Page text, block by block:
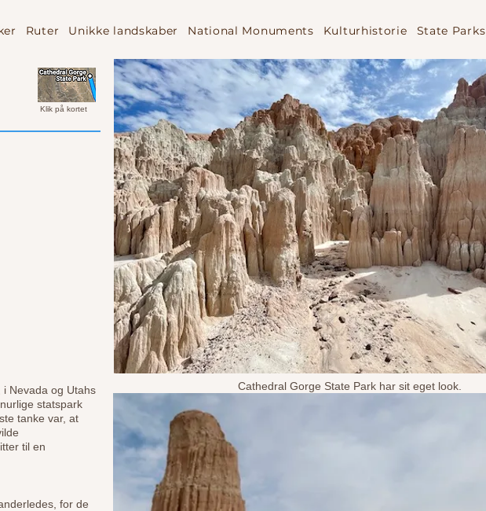
Ruter Unikke landskaber National Monuments Kulturhistorie State Parks
Klik på kortet
Nevada og Utahs
statspark
tanke var, at
til en
for de
Cathedral Gorge State Park har sit eget look.